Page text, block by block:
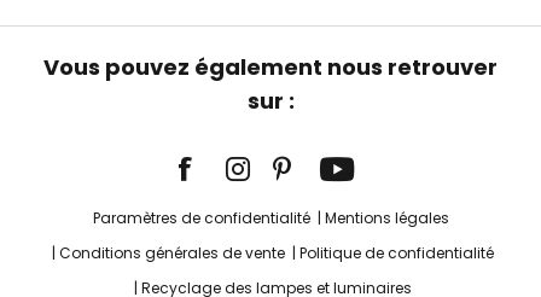
Vous pouvez également nous retrouver
sur :
Paramètres de confidentialité
Mentions légales
Conditions générales de vente
Politique de confidentialité
Recyclage des lampes et luminaires